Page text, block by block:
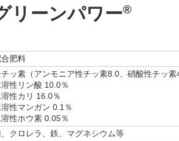
リーンパワー®
肥料
ッ素（アンモニア性チッ素8.0、硝酸性チッ素
性リン酸 10.0％
性カリ 16.0％
性マンガン 0.1％
性ホウ素 0.05％
クロレラ、鉄、マグネシウム等